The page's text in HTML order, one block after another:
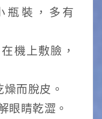
瓶裝，多有
機上敷臉，
而脫皮。
眼睛乾澀。